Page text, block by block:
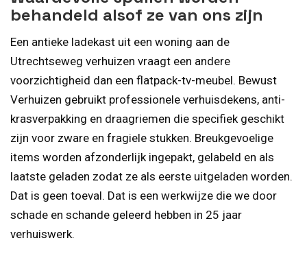
behandeld alsof ze van ons zijn
Een antieke ladekast uit een woning aan de
Utrechtseweg verhuizen vraagt een andere
voorzichtigheid dan een flatpack-tv-meubel. Bewust
Verhuizen gebruikt professionele verhuisdekens, anti-
krasverpakking en draagriemen die specifiek geschikt
zijn voor zware en fragiele stukken. Breukgevoelige
items worden afzonderlijk ingepakt, gelabeld en als
laatste geladen zodat ze als eerste uitgeladen worden.
Dat is geen toeval. Dat is een werkwijze die we door
schade en schande geleerd hebben in 25 jaar
verhuiswerk.